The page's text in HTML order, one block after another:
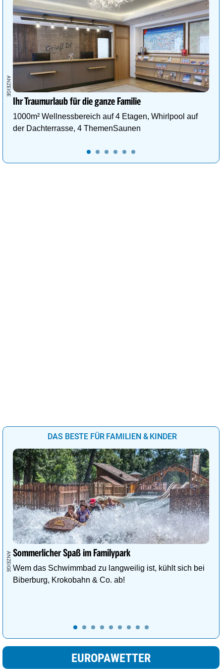
Ihr Traumurlaub für die ganze Familie
1000m² Wellnessbereich auf 4 Etagen, Whirlpool auf
der Dachterrasse, 4 ThemenSaunen
DAS BESTE FÜR FAMILIEN & KINDER
Sommerlicher Spaß im Familypark
Wem das Schwimmbad zu langweilig ist, kühlt sich bei
Biberburg, Krokobahn & Co. ab!
EUROPAWETTER